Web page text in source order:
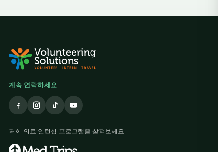
계속 연락하세요
저희 의료 인턴십 프로그램을 살펴보세요.